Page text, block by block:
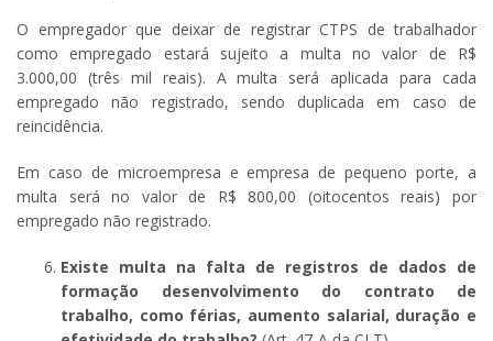
O empregador que deixar de registrar CTPS de trabalhador
como empregado estará sujeito a multa no valor de R$
3.000,00 (três mil reais). A multa será aplicada para cada
empregado não registrado, sendo duplicada em caso de
reincidência.
Em caso de microempresa e empresa de pequeno porte, a
multa será no valor de R$ 800,00 (oitocentos reais) por
empregado não registrado.
Existe multa na falta de registros de dados de
formação desenvolvimento do contrato de
trabalho, como férias, aumento salarial, duração e